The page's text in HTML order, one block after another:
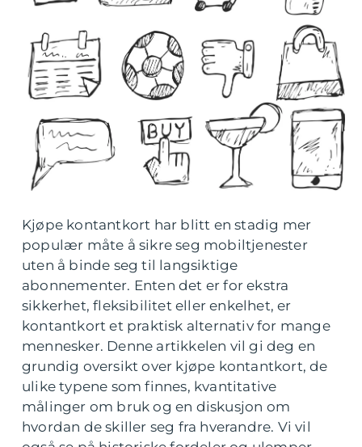
Kjøpe kontantkort har blitt en stadig mer
populær måte å sikre seg mobiltjenester
uten å binde seg til langsiktige
abonnementer. Enten det er for ekstra
sikkerhet, fleksibilitet eller enkelhet, er
kontantkort et praktisk alternativ for mange
mennesker. Denne artikkelen vil gi deg en
grundig oversikt over kjøpe kontantkort, de
ulike typene som finnes, kvantitative
målinger om bruk og en diskusjon om
hvordan de skiller seg fra hverandre. Vi vil